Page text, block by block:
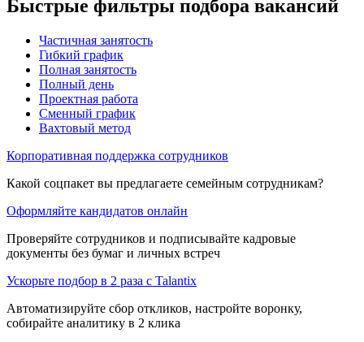
Быстрые фильтры подбора вакансий
Частичная занятость
Гибкий график
Полная занятость
Полный день
Проектная работа
Сменный график
Вахтовый метод
Корпоративная поддержка сотрудников
Какой соцпакет вы предлагаете семейным сотрудникам?
Оформляйте кандидатов онлайн
Проверяйте сотрудников и подписывайте кадровые
документы без бумаг и личных встреч
Ускорьте подбор в 2 раза с Talantix
Автоматизируйте сбор откликов, настройте воронку,
собирайте аналитику в 2 клика